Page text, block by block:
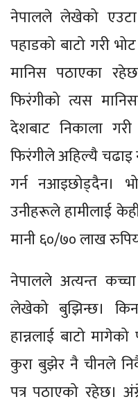
नेपालले लेखेको एउटा
पहाडको बाटो गरी
मानिस पठाएका
फिरंगीको त्यस
देशबाट निकाला
फिरंगीले अहिल्यै चढाइ
गर्न नआइछोड्दैन।
उनीहरूले हामीलाई
मानी ६०/७० लाख
नेपालले अत्यन्त
लेखेको बुझिन्छ।
हान्नलाई बाटो
कुरा बुझेर नै चीनले
पत्र पठाएको रहेछ।